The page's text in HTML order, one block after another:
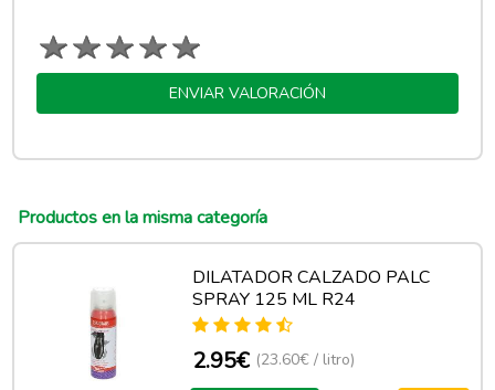
ENVIAR VALORACIÓN
Productos en la misma categoría
DILATADOR CALZADO PALC
SPRAY 125 ML R24
2.95€ (23.60€ / litro)